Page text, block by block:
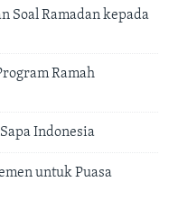
Soal Ramadan kepada
Ramah
Indonesia
untuk Puasa